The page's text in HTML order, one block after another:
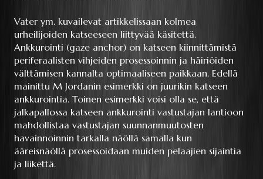
Vater ym. kuvailevat artikkelissaan kolmea
urheilijoiden katseeseen liittyvää käsitettä.
Ankkurointi (gaze anchor) on katseen kiinnittämistä
periferaalisten vihjeiden prosessoinnin ja häiriöiden
välttämisen kannalta optimaaliseen paikkaan. Edellä
mainittu M Jordanin esimerkki on juurikin katseen
ankkurointia. Toinen esimerkki voisi olla se, että
jalkapallossa katseen ankkurointi vastustajan lantioon
mahdollistaa vastustajan suunnanmuutosten
havainnoinnin tarkalla näöllä samalla kun
ääreisnäöllä prosessoidaan muiden pelaajien sijaintia
ja liikettä.